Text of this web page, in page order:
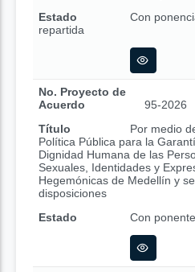
Estado
Con
repartida
No. Proyecto de
Acuerdo
95-2026
Título
Por medio
Política Pública para la
Dignidad Humana de las
Sexuales, Identidades y
Hegemónicas de Medellín y
disposiciones
Estado
Con